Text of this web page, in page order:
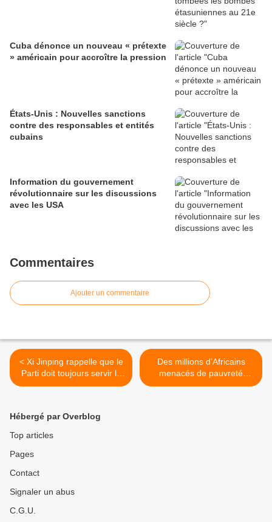
Cuba dénonce un nouveau « prétexte
» américain pour accroître la pression
États-Unis : Nouvelles sanctions
contre des responsables et entités
cubains
Information du gouvernement
révolutionnaire sur les discussions
avec les USA
Commentaires
Ajouter un commentaire
< Xi Jinping rappelle que le
Parti doit toujours servir le
peuple
Des millions d’Africains
menacés de pauvreté
extrême, prévient l’ONU >
Hébergé par Overblog
Top articles
Pages
Contact
Signaler un abus
C.G.U.